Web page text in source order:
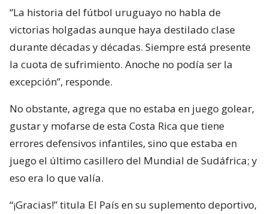
“La historia del fútbol uruguayo no habla de
victorias holgadas aunque haya destilado clase
durante décadas y décadas. Siempre está presente
la cuota de sufrimiento. Anoche no podía ser la
excepción”, responde.
No obstante, agrega que no estaba en juego golear,
gustar y mofarse de esta Costa Rica que tiene
errores defensivos infantiles, sino que estaba en
juego el último casillero del Mundial de Sudáfrica; y
eso era lo que valía.
“¡Gracias!” titula El País en su suplemento deportivo,